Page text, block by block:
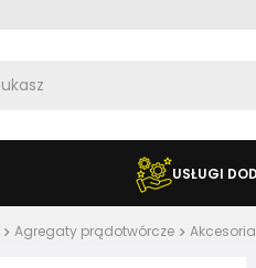
USŁUGI
Agregaty prądotwórcze